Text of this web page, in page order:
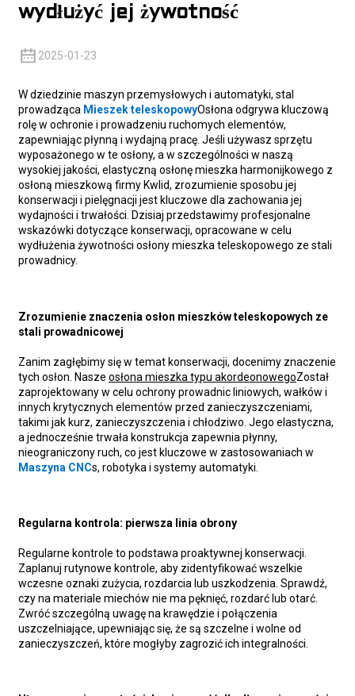
wydłużyć jej żywotność
2025-01-23
W dziedzinie maszyn przemysłowych i automatyki, stal
prowadząca Mieszek teleskopowyOsłona odgrywa kluczową
rolę w ochronie i prowadzeniu ruchomych elementów,
zapewniając płynną i wydajną pracę. Jeśli używasz sprzętu
wyposażonego w te osłony, a w szczególności w naszą
wysokiej jakości, elastyczną osłonę mieszka harmonijkowego z
osłoną mieszkową firmy Kwlid, zrozumienie sposobu jej
konserwacji i pielęgnacji jest kluczowe dla zachowania jej
wydajności i trwałości. Dzisiaj przedstawimy profesjonalne
wskazówki dotyczące konserwacji, opracowane w celu
wydłużenia żywotności osłony mieszka teleskopowego ze stali
prowadnicy.
Zrozumienie znaczenia osłon mieszków teleskopowych ze
stali prowadnicowej
Zanim zagłębimy się w temat konserwacji, docenimy znaczenie
tych osłon. Nasze osłona mieszka typu akordeonowegoZostał
zaprojektowany w celu ochrony prowadnic liniowych, wałków i
innych krytycznych elementów przed zanieczyszczeniami,
takimi jak kurz, zanieczyszczenia i chłodziwo. Jego elastyczna,
a jednocześnie trwała konstrukcja zapewnia płynny,
nieograniczony ruch, co jest kluczowe w zastosowaniach w
Maszyna CNCs, robotyka i systemy automatyki.
Regularna kontrola: pierwsza linia obrony
Regularne kontrole to podstawa proaktywnej konserwacji.
Zaplanuj rutynowe kontrole, aby zidentyfikować wszelkie
wczesne oznaki zużycia, rozdarcia lub uszkodzenia. Sprawdź,
czy na materiale miechów nie ma pęknięć, rozdarć lub otarć.
Zwróć szczególną uwagę na krawędzie i połączenia
uszczelniające, upewniając się, że są szczelne i wolne od
zanieczyszczeń, które mogłyby zagrozić ich integralności.